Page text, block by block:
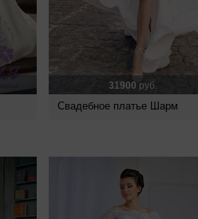
31900 руб.
Свадебное платье Шарм